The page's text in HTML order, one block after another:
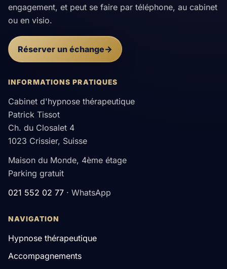
engagement, et peut se faire par téléphone, au cabinet
ou en visio.
Réserver un échange
INFORMATIONS PRATIQUES
Cabinet d'hypnose thérapeutique
Patrick Tissot
Ch. du Closalet 4
1023 Crissier, Suisse
Maison du Monde, 4ème étage
Parking gratuit
021 552 02 77 · WhatsApp
NAVIGATION
Hypnose thérapeutique
Accompagnements